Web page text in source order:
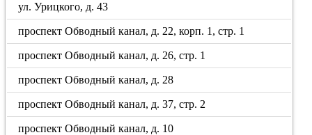
ул. Урицкого, д. 43
проспект Обводный канал, д. 22, корп. 1, стр. 1
проспект Обводный канал, д. 26, стр. 1
проспект Обводный канал, д. 28
проспект Обводный канал, д. 37, стр. 2
проспект Обводный канал, д. 10